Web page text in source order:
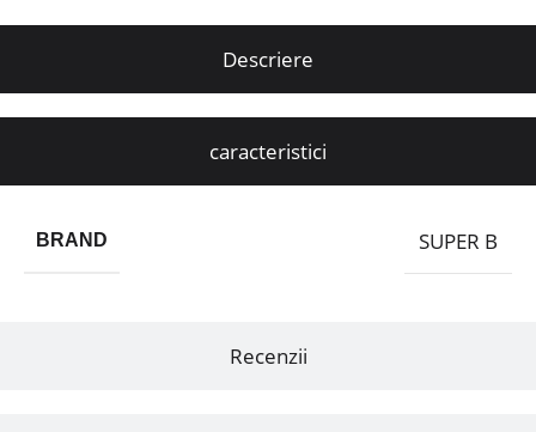
Descriere
caracteristici
Recenzii
BRAND SUPER B